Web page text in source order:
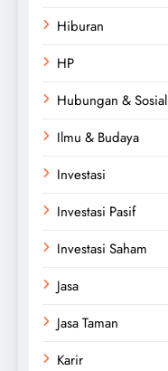
Hiburan
HP
Hubungan & Sosial
Ilmu & Budaya
Investasi
Investasi Pasif
Investasi Saham
Jasa
Jasa Taman
Karir